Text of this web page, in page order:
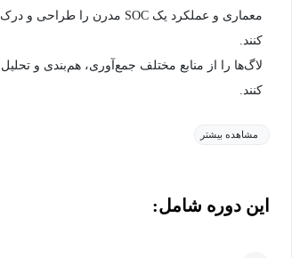
معماری و عملکرد یک SOC مدرن را طراحی و درک
کنند.
لاگ‌ها را از منابع مختلف جمع‌آوری، هم‌بندی و تحلیل
کنند.
مشاهده بیشتر
این دوره شامل: